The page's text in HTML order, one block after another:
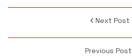
Next Post
Previous Post